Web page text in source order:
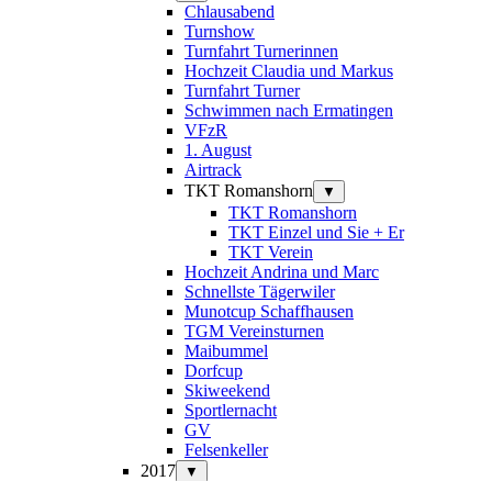
Chlausabend
Turnshow
Turnfahrt Turnerinnen
Hochzeit Claudia und Markus
Turnfahrt Turner
Schwimmen nach Ermatingen
VFzR
1. August
Airtrack
TKT Romanshorn
▼
TKT Romanshorn
TKT Einzel und Sie + Er
TKT Verein
Hochzeit Andrina und Marc
Schnellste Tägerwiler
Munotcup Schaffhausen
TGM Vereinsturnen
Maibummel
Dorfcup
Skiweekend
Sportlernacht
GV
Felsenkeller
2017
▼